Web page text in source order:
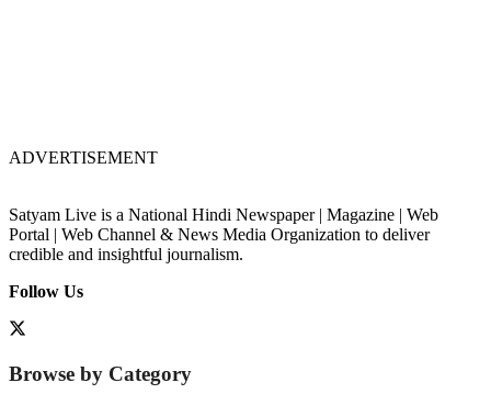
ADVERTISEMENT
Satyam Live is a National Hindi Newspaper | Magazine | Web
Portal | Web Channel & News Media Organization to deliver
credible and insightful journalism.
Follow Us
Browse by Category